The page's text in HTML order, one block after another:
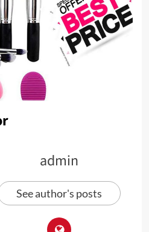
admin
See author's posts